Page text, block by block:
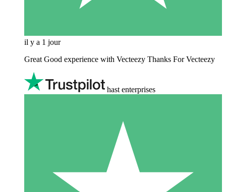
il y a 1 jour
Great Good experience with Vecteezy Thanks For Vecteezy
hast enterprises